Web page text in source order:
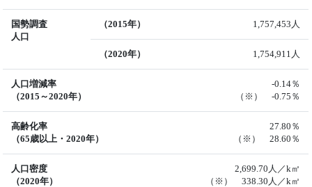
国勢調査
人口
（2015年） 1,757,453人
（2020年） 1,754,911人
人口増減率
（2015～2020年）
-0.14％
（※） -0.75％
高齢化率
（65歳以上・2020年）
27.80％
（※） 28.60％
人口密度
（2020年）
2,699.70人／k㎡
（※） 338.30人／k㎡